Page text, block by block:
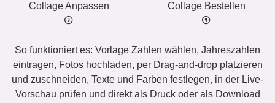
Collage Anpassen Collage Bestellen
So funktioniert es: Vorlage Zahlen wählen, Jahreszahlen
eintragen, Fotos hochladen, per Drag-and-drop platzieren
und zuschneiden, Texte und Farben festlegen, in der Live-
Vorschau prüfen und direkt als Druck oder als Download